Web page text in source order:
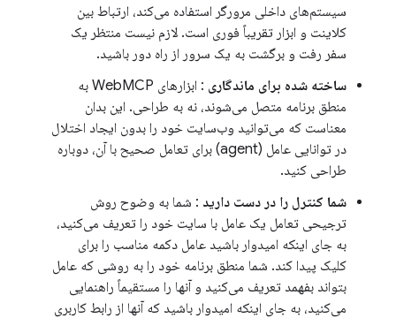
سیستم‌های داخلی مرورگر استفاده می‌کند، ارتباط بین
کلاینت و ابزار تقریباً فوری است. لازم نیست منتظر یک
سفر رفت و برگشت به یک سرور از راه دور باشید.
ساخته شده برای ماندگاری
: ابزارهای WebMCP به
منطق برنامه متصل می‌شوند، نه به طراحی. این بدان
معناست که می‌توانید وب‌سایت خود را بدون ایجاد اختلال
در توانایی عامل (agent) برای تعامل صحیح با آن، دوباره
طراحی کنید.
شما کنترل را در دست دارید : شما به وضوح روش
ترجیحی تعامل یک عامل با سایت خود را تعریف می‌کنید،
به جای اینکه امیدوار باشید عامل دکمه مناسب را برای
کلیک پیدا کند. شما منطق برنامه خود را به روشی که عامل
بتواند بفهمد تعریف می‌کنید و آنها را مستقیماً راهنمایی
می‌کنید، به جای اینکه امیدوار باشید که آنها از رابط کاربری